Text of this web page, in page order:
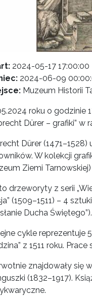
2024-05-17 17:00:00
2024-06-09
Muzeum Historii
roku o godzinie
Dürer – grafiki” w
Dürer
W kolekcji
Ziemi
drzeworyty z serii
(1509–1511) – 4
Ducha Świętego”).
cykle reprezentuje
z 1511 roku.
znajdowały się
(1832–1917).